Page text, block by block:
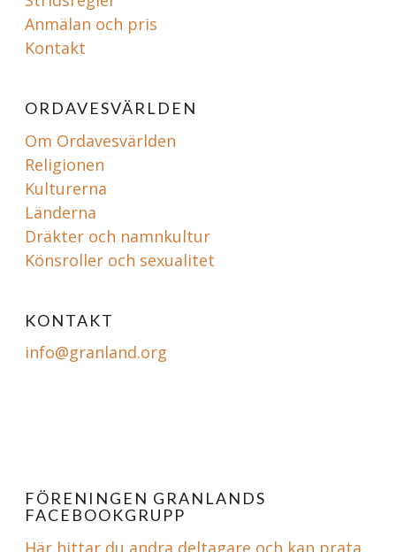
Anmälan och pris
Kontakt
ORDAVESVÄRLDEN
Om Ordavesvärlden
Religionen
Kulturerna
Länderna
Dräkter och namnkultur
Könsroller och sexualitet
KONTAKT
info@granland.org
FÖRENINGEN GRANLANDS
FACEBOOKGRUPP
Här hittar du andra deltagare och kan prata